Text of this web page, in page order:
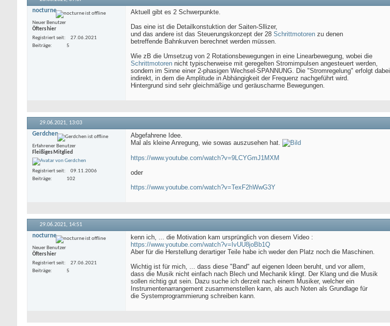
nocturne
Neuer Benutzer
Öfters hier
Registriert seit
27.06.2021
Beiträge
5
Aktuell gibt es 2 Schwerpunkte.
Das eine ist die Detailkonstuktion der Saiten-Sllizer,
und das andere ist das Steuerungskonzept der 28 Schrittmotoren zu denen
betreffende Bahnkurven berechnet werden müssen.
Wie zB die Umsetzug von 2 Rotationsbewegungen in eine Linearbewegung, wobei die
Schrittmotoren nicht typischerweise mit geregelten Stromimpulsen angesteuert werden,
sondern im Sinne einer 2-phasigen Wechsel-SPANNUNG. Die "Stromregelung" erfolgt dabei
indirekt, in dem die Amplitude in Abhängigkeit der Frequenz nachgeführt wird.
Hintergrund sind sehr gleichmäßige und geräuscharme Bewegungen.
29.06.2021, 13:03
Gerdchen
Erfahrener Benutzer
Fleißiges Mitglied
Registriert seit
09.11.2006
Beiträge
102
Abgefahrene Idee.
Mal als kleine Anregung, wie sowas auszusehen hat.
https://www.youtube.com/watch?v=9LCYGmJ1MXM
oder
https://www.youtube.com/watch?v=TexF2hWwG3Y
29.06.2021, 14:51
nocturne
Neuer Benutzer
Öfters hier
Registriert seit
27.06.2021
Beiträge
5
kenn ich, ... die Motivation kam ursprünglich von diesem Video :
https://www.youtube.com/watch?v=IvUU8joBb1Q
Aber für die Herstellung derartiger Teile habe ich weder den Platz noch die Maschinen.
Wichtig ist für mich, ... dass diese "Band" auf eigenen Ideen beruht, und vor allem,
dass die Musik nicht einfach nach Blech und Mechanik klingt. Der Klang und die Musik
sollen richtig gut sein. Dazu suche ich derzeit nach einem Musiker, welcher ein
Instrumentenarrangement zusammenstellen kann, als auch Noten als Grundlage für
die Systemprogrammierung schreiben kann.